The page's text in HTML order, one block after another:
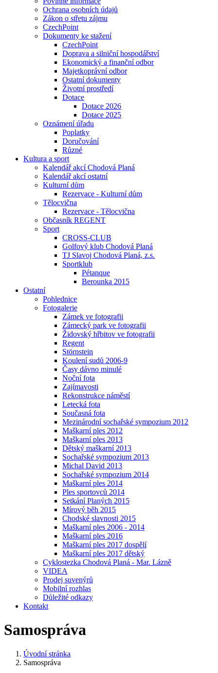
Ochrana osobních údajů
Zákon o střetu zájmu
CzechPoint
Dokumenty ke stažení
CzechPoint
Doprava a silniční hospodářství
Ekonomický a finanční odbor
Majetkoprávní odbor
Ostatní dokumenty
Životní prostředí
Dotace
Dotace 2026
Dotace 2025
Oznámení úřadu
Poplatky
Doručování
Různé
Kultura a sport
Kalendář akcí Chodová Planá
Kalendář akcí ostatní
Kulturní dům
Rezervace - Kulturní dům
Tělocvična
Rezervace - Tělocvična
Občasník REGENT
Sport
CROSS-CLUB
Golfový klub Chodová Planá
TJ Slavoj Chodová Planá, z.s.
Sportklub
Pétanque
Berounka 2015
Ostatní
Pohlednice
Fotogalerie
Zámek ve fotografii
Zámecký park ve fotografii
Židovský hřbitov ve fotografii
Regent
Störnstein
Koulení sudů 2006-9
Časy dávno minulé
Noční fota
Zajímavosti
Rekonstrukce náměstí
Letecká fota
Současná fota
Mezinárodní sochařské sympozium 2012
Maškarní ples 2012
Maškarní ples 2013
Dětský maškarní 2013
Sochařské sympozium 2013
Michal David 2013
Sochařské sympozium 2014
Maškarní ples 2014
Ples sportovců 2014
Setkání Planých 2015
Mírový běh 2015
Chodské slavnosti 2015
Maškarní ples 2006 - 2014
Maškarní ples 2016
Maškarní ples 2017 dospělí
Maškarní ples 2017 dětský
Cyklostezka Chodová Planá - Mar. Lázně
VIDEA
Prodej suvenýrů
Mobilní rozhlas
Důležité odkazy
Kontakt
Samospráva
Úvodní stránka
Samospráva